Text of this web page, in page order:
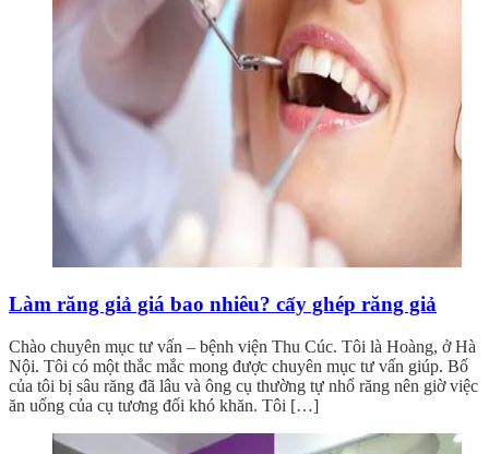
Làm răng giả giá bao nhiêu? cấy ghép răng giả
Chào chuyên mục tư vấn – bệnh viện Thu Cúc. Tôi là Hoàng, ở Hà
Nội. Tôi có một thắc mắc mong được chuyên mục tư vấn giúp. Bố
của tôi bị sâu răng đã lâu và ông cụ thường tự nhổ răng nên giờ việc
ăn uống của cụ tương đối khó khăn. Tôi […]